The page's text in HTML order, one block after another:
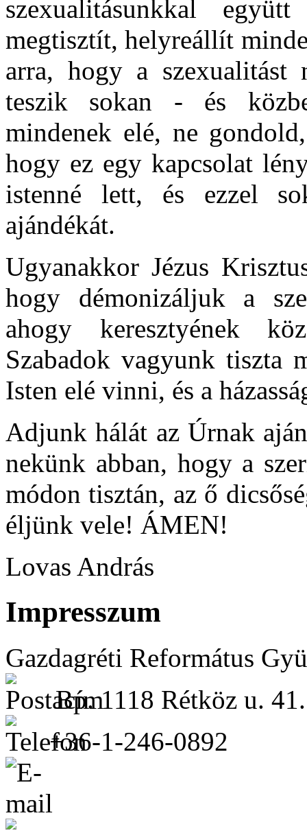
szexualitásunkkal
megtisztít, helyreállít
arra, hogy a szexualitást
teszik sokan - és
mindenek elé, ne
hogy ez egy kapcsolat
istenné lett, és ezzel
ajándékát.
Ugyanakkor Jézus
hogy démonizáljuk a
ahogy keresztyének
Szabadok vagyunk tiszta
Isten elé vinni, és a
Adjunk hálát az Úrnak
nekünk abban, hogy a
módon tisztán, az ő
éljünk vele! ÁMEN!
Lovas András
Impresszum
Gazdagréti Református
Bp. 1118 Rétköz u. 41.
+36-1-246-0892